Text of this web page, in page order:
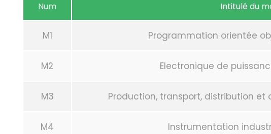
Num Intitulé du
M1 Programmation orientée
M2 Electronique de
M3 Production, transport, distribution et
M4 Instrumentation